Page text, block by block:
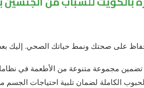
للحفاظ على صحتك ونمط حياتك الصحي. إليك
تضمين مجموعة متنوعة من الأطعمة في
الكاملة لضمان تلبية احتياجات الجسم